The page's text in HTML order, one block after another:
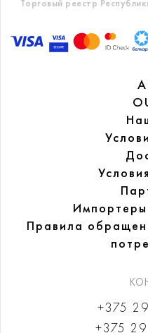
Торговый реестр
Правила
+375
+375